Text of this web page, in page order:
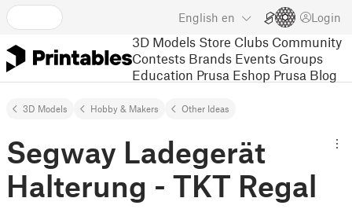
English en Login
3D Models Store Clubs Community
Contests Brands Events Groups
Education Prusa Eshop Prusa Blog
3D Models Hobby & Makers Other Ideas
Segway Ladegerät
Halterung - TKT Regal